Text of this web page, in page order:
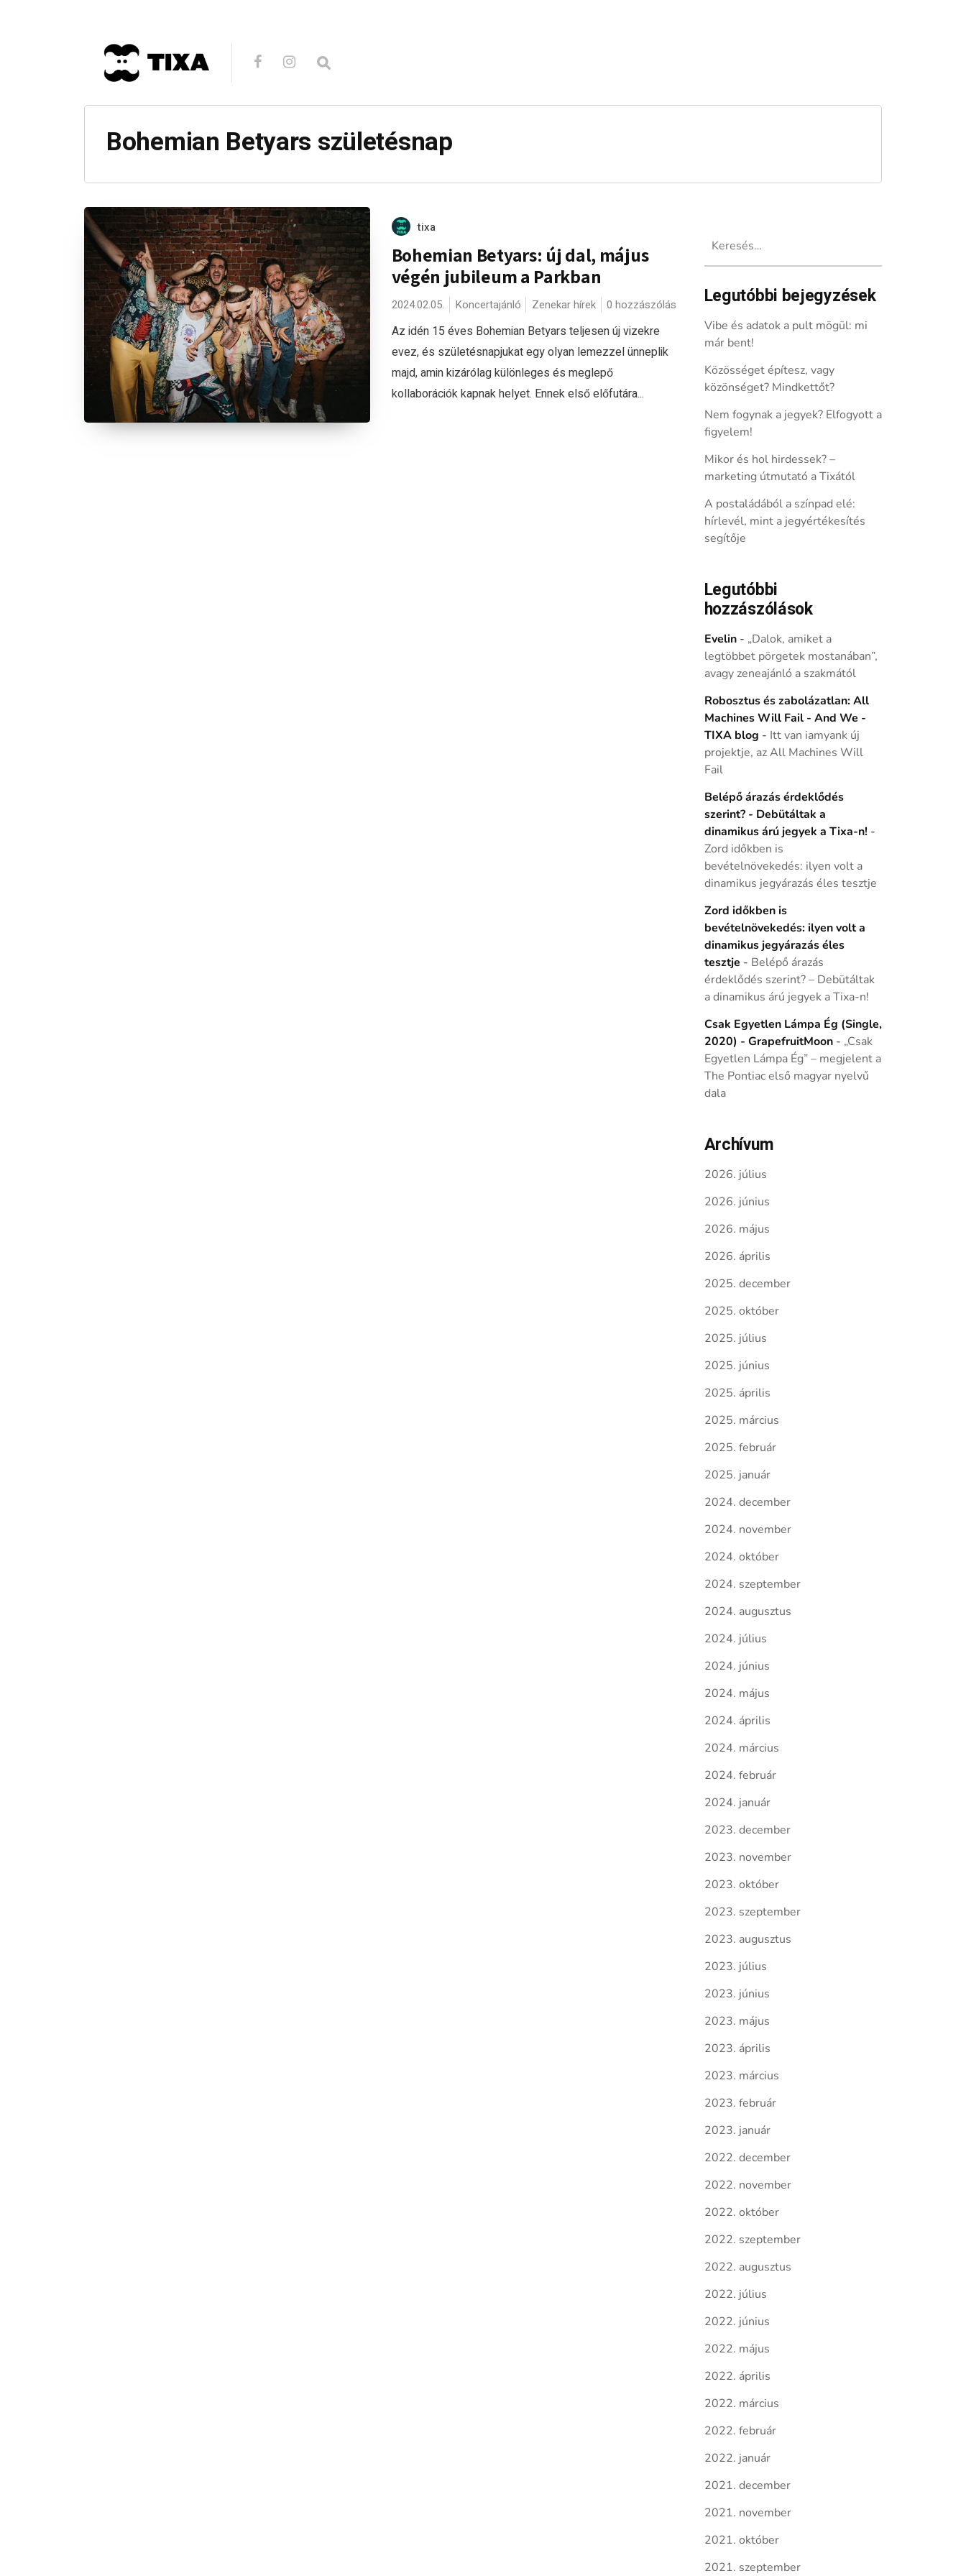
Bohemian Betyars születésnap
tixa
Bohemian Betyars: új dal, május
végén jubileum a Parkban
2024.02.05. Koncertajánló Zenekar hírek 0 hozzászólás
Az idén 15 éves Bohemian Betyars teljesen új vizekre
evez, és születésnapjukat egy olyan lemezzel ünneplik
majd, amin kizárólag különleges és meglepő
kollaborációk kapnak helyet. Ennek első előfutára...
Legutóbbi bejegyzések
Vibe és adatok a pult mögül: mi
már bent!
Közösséget építesz, vagy
közönséget? Mindkettőt?
Nem fogynak a jegyek? Elfogyott a
figyelem!
Mikor és hol hirdessek? –
marketing útmutató a Tixától
A postaládából a színpad elé:
hírlevél, mint a jegyértékesítés
segítője
Legutóbbi
hozzászólások
Evelin- „Dalok, amiket a
legtöbbet pörgetek mostanában”,
avagy zeneajánló a szakmától
Robosztus és zabolázatlan: All
Machines Will Fail - And We -
TIXA blog - Itt van iamyank új
projektje, az All Machines Will
Fail
Belépő árazás érdeklődés
szerint? - Debütáltak a
dinamikus árú jegyek a Tixa-n! -
Zord időkben is
bevételnövekedés: ilyen volt a
dinamikus jegyárazás éles tesztje
Zord időkben is
bevételnövekedés: ilyen volt a
dinamikus jegyárazás éles
tesztje - Belépő árazás
érdeklődés szerint? – Debütáltak
a dinamikus árú jegyek a Tixa-n!
Csak Egyetlen Lámpa Ég (Single,
2020) - GrapefruitMoon- „Csak
Egyetlen Lámpa Ég” – megjelent a
The Pontiac első magyar nyelvű
dala
Archívum
2026. július
2026. június
2026. május
2026. április
2025. december
2025. október
2025. július
2025. június
2025. április
2025. március
2025. február
2025. január
2024. december
2024. november
2024. október
2024. szeptember
2024. augusztus
2024. július
2024. június
2024. május
2024. április
2024. március
2024. február
2024. január
2023. december
2023. november
2023. október
2023. szeptember
2023. augusztus
2023. július
2023. június
2023. május
2023. április
2023. március
2023. február
2023. január
2022. december
2022. november
2022. október
2022. szeptember
2022. augusztus
2022. július
2022. június
2022. május
2022. április
2022. március
2022. február
2022. január
2021. december
2021. november
2021. október
2021. szeptember